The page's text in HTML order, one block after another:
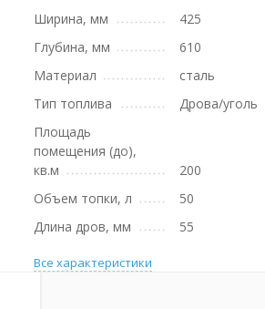
Ширина, мм
425
Глубина, мм
610
Материал
сталь
Тип топлива
Дрова/уголь
Площадь
помещения (до),
кв.м
200
Объем топки, л
50
Длина дров, мм
55
Все характеристики